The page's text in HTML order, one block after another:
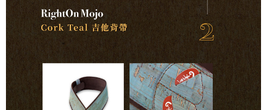
※ 請注意：結帳手續完成當下不需立刻繳費，但若您需要取消訂單，請聯絡
購買商品的店家。未經商家同意取消之訂單仍視為有效，需透過AFTEE先享
後付繳納相關費用。
※ 交易是否成功請以「AFTEE先享後付 」之結帳頁面顯示為準，若有關於
是否繳費成功／繳費後需取消欲退款等相關疑問，請聯繫「AFTEE先享後付
客戶支援中心」https://netprotections.freshdesk.com/support/home
１．透過由恩沛科技股份有限公司提供之「AFTEE先享後付」服務完成之交
易，需依本服務之必要範圍內提供個人資料，並將交易相關給付款項請求債
7-11取貨付款
每筆NT$60，滿NT$899(含以上)免運費
付款後7-11取貨
每筆NT$60，滿NT$899(含以上)免運費
每筆NT$105，滿NT$899(含以上)免運費